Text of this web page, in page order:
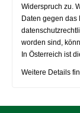
Widerspruch zu.
Daten gegen das
worden sind,
In Österreich ist
Weitere Details